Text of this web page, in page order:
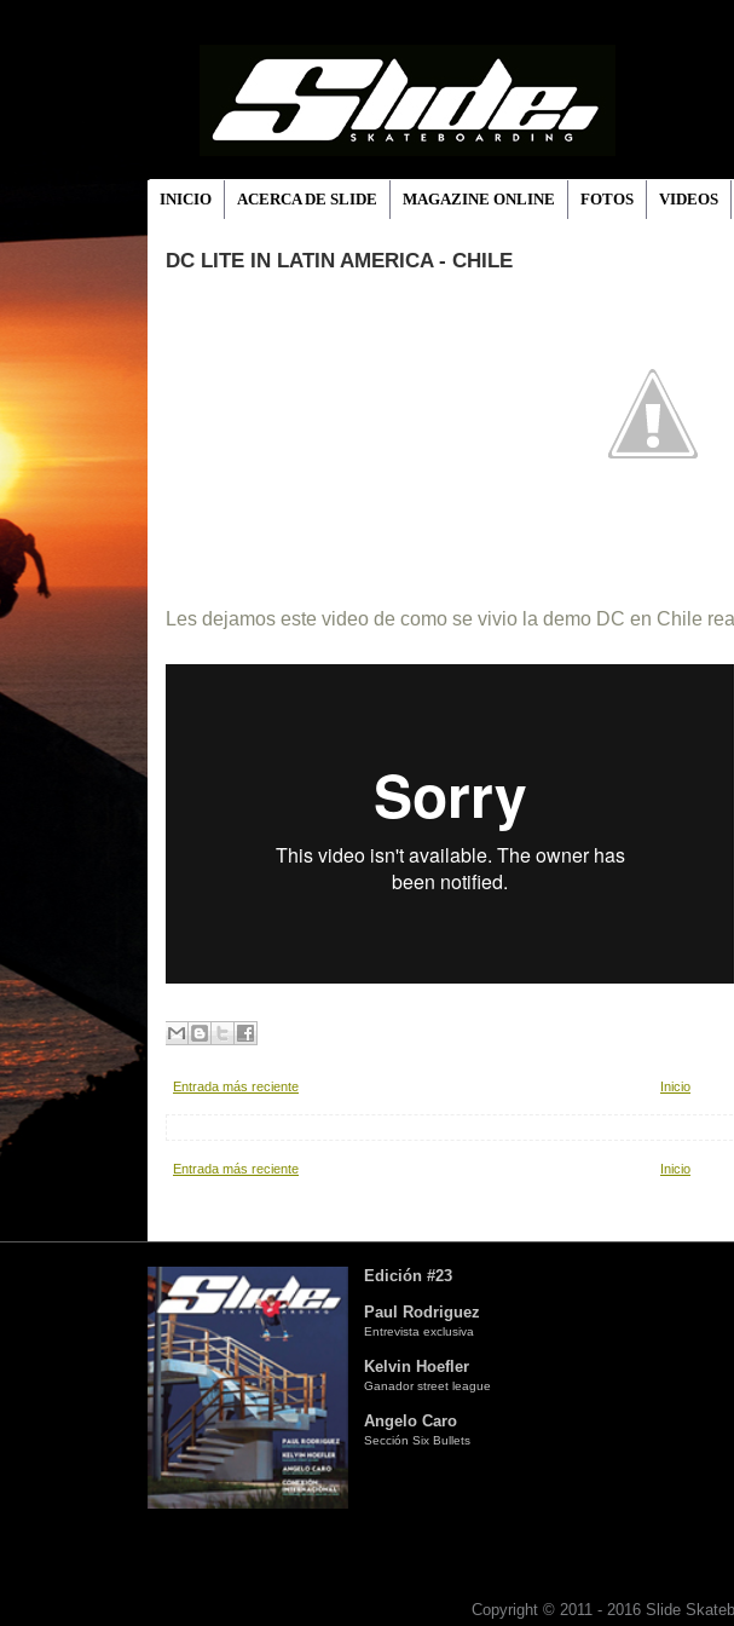
INICIO ACERCA DE SLIDE MAGAZINE ONLINE FOTOS VIDEOS
DC LITE IN LATIN AMERICA - CHILE
Les dejamos este video de como se vivio la demo DC en Chile
Entrada más reciente Inicio
Entrada más reciente Inicio
Edición #23
Paul Rodriguez
Entrevista exclusiva
Kelvin Hoefler
Ganador street league
Angelo Caro
Sección Six Bullets
Copyright © 2011 - 2016 Slide